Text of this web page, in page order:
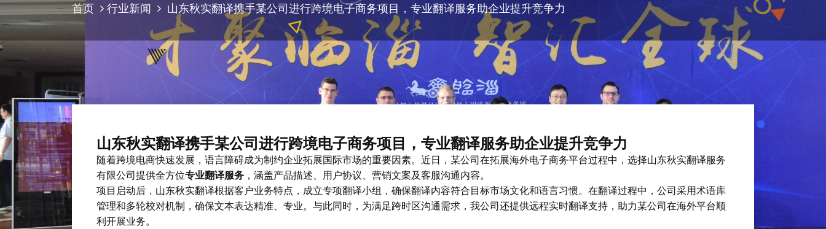
首页 行业新闻 山东秋实翻译携手某公司进行跨境电子商务项目，专业翻译服务助企业提升竞争力
山东秋实翻译携手某公司进行跨境电子商务项目，专业翻译服务助企业提升竞争力
随着跨境电商快速发展，语言障碍成为制约企业拓展国际市场的重要因素。近日，某公司在拓展海外电子商务平台过程中，选择山东秋实翻译服务
有限公司提供全方位专业翻译服务 ，涵盖产品描述、用户协议、营销文案及客服沟通内容。
项目启动后，山东秋实翻译根据客户业务特点，成立专项翻译小组，确保翻译内容符合目标市场文化和语言习惯。在翻译过程中，公司采用术语库
管理和多轮校对机制，确保文本表达精准、专业。与此同时，为满足跨时区沟通需求，我公司还提供远程实时翻译支持，助力某公司在海外平台顺
利开展业务。